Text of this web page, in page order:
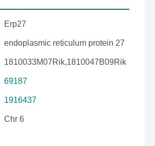
Erp27
endoplasmic reticulum protein 27
1810033M07Rik,1810047B09Rik
69187
1916437
Chr 6